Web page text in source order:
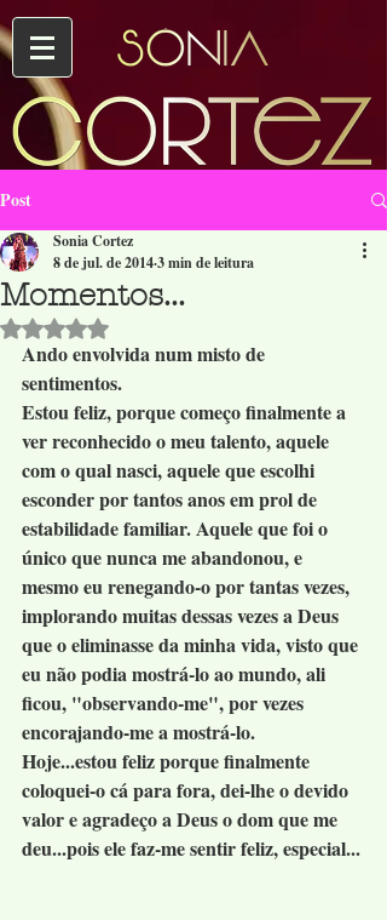
Post
Momentos...
Sonia Cortez
8 de jul. de 20143 min de leitura
Avaliado com NaN de 5 estrelas.
Ando envolvida num misto de
sentimentos.
Estou feliz, porque começo finalmente a
ver reconhecido o meu talento, aquele
com o qual nasci, aquele que escolhi
esconder por tantos anos em prol de
estabilidade familiar. Aquele que foi o
único que nunca me abandonou, e
mesmo eu renegando-o por tantas vezes,
implorando muitas dessas vezes a Deus
que o eliminasse da minha vida, visto que
eu não podia mostrá-lo ao mundo, ali
ficou, "observando-me", por vezes
encorajando-me a mostrá-lo.
Hoje...estou feliz porque finalmente
coloquei-o cá para fora, dei-lhe o devido
valor e agradeço a Deus o dom que me
deu...pois ele faz-me sentir feliz, especial...